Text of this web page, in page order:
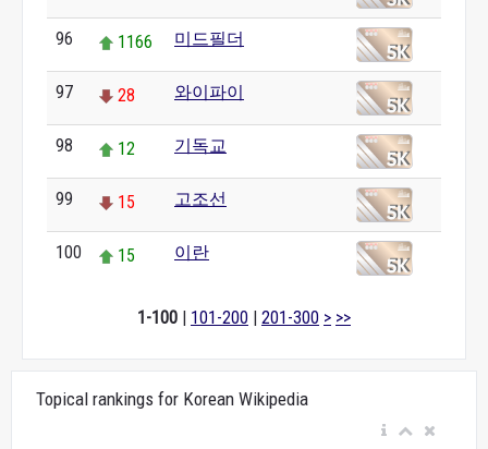
96 1166 미드필더
97 28 와이파이
98 12 기독교
99 15 고조선
100 15 이란
1-100 | 101-200 | 201-300 > >>
Topical rankings for Korean Wikipedia